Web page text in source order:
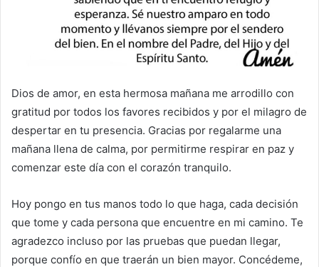
Dios de amor, en esta hermosa mañana me arrodillo con
gratitud por todos los favores recibidos y por el milagro de
despertar en tu presencia. Gracias por regalarme una
mañana llena de calma, por permitirme respirar en paz y
comenzar este día con el corazón tranquilo.
Hoy pongo en tus manos todo lo que haga, cada decisión
que tome y cada persona que encuentre en mi camino. Te
agradezco incluso por las pruebas que puedan llegar,
porque confío en que traerán un bien mayor. Concédeme,